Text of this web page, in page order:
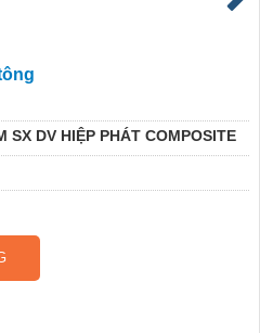
SX DV HIỆP PHÁT COMPOSITE